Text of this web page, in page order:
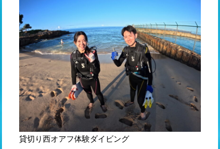
貸切り西オアフ体験ダイビング